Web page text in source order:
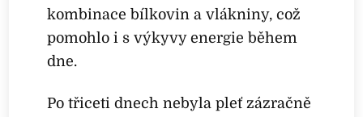
kombinace bílkovin a vlákniny, což
pomohlo i s výkyvy energie během
dne.
Po třiceti dnech nebyla pleť zázračně